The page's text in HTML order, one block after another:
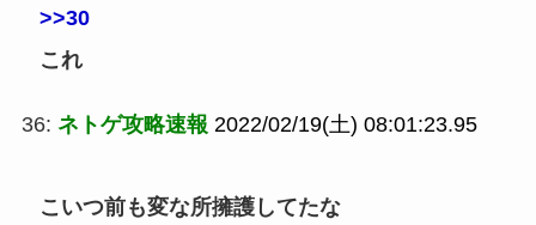
>>30
これ
36: ネトゲ攻略速報 2022/02/19(土) 08:01:23.95
こいつ前も変な所擁護してたな